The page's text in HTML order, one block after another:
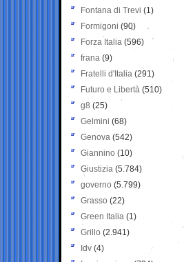
Fontana di Trevi (1)
Formigoni (90)
Forza Italia (596)
frana (9)
Fratelli d'Italia (291)
Futuro e Libertà (510)
g8 (25)
Gelmini (68)
Genova (542)
Giannino (10)
Giustizia (5.784)
governo (5.799)
Grasso (22)
Green Italia (1)
Grillo (2.941)
Idv (4)